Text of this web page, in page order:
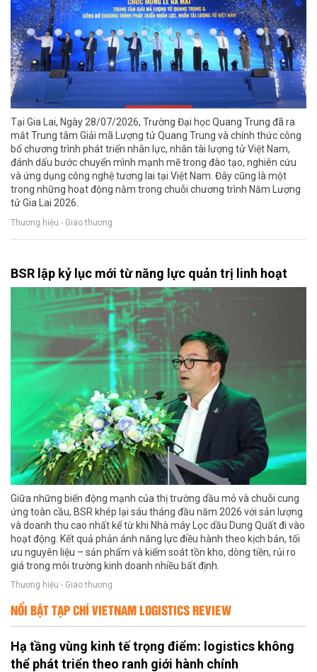
Tại Gia Lai, Ngày 28/07/2026, Trường Đại học Quang Trung đã ra
mắt Trung tâm Giải mã Lượng tử Quang Trung và chính thức công
bố chương trình phát triển nhân lực, nhân tài lượng tử Việt Nam,
đánh dấu bước chuyển mình mạnh mẽ trong đào tạo, nghiên cứu
và ứng dụng công nghệ tương lai tại Việt Nam. Đây cũng là một
trong những hoạt động nằm trong chuỗi chương trình Năm Lượng
tử Gia Lai 2026.
Thương hiệu - Giao thương
BSR lập kỷ lục mới từ năng lực quản trị linh hoạt
Giữa những biến động mạnh của thị trường dầu mỏ và chuỗi cung
ứng toàn cầu, BSR khép lại sáu tháng đầu năm 2026 với sản lượng
và doanh thu cao nhất kể từ khi Nhà máy Lọc dầu Dung Quất đi vào
hoạt động. Kết quả phản ánh năng lực điều hành theo kịch bản, tối
ưu nguyên liệu – sản phẩm và kiểm soát tồn kho, dòng tiền, rủi ro
giá trong môi trường kinh doanh nhiều bất định.
Thương hiệu - Giao thương
NỔI BẬT TẠP CHÍ VIETNAM LOGISTICS REVIEW
Hạ tầng vùng kinh tế trọng điểm: logistics không
thể phát triển theo ranh giới hành chính